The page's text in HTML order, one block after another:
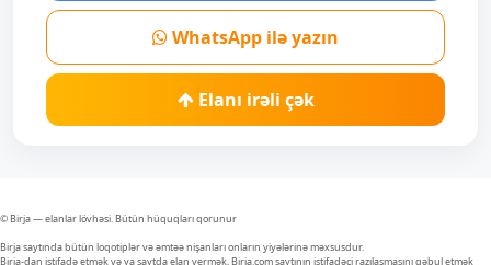
WhatsApp ilə yazın
Elanı irəli çək
© Birja — elanlar lövhəsi. Bütün hüquqları qorunur
Birja saytında bütün loqotiplər və əmtəə nişanları onların yiyələrinə məxsusdur.
Birja-dan istifadə etmək və ya saytda elan vermək, Birja.com saytının istifadəçi razılaşmasını qəbul etmək